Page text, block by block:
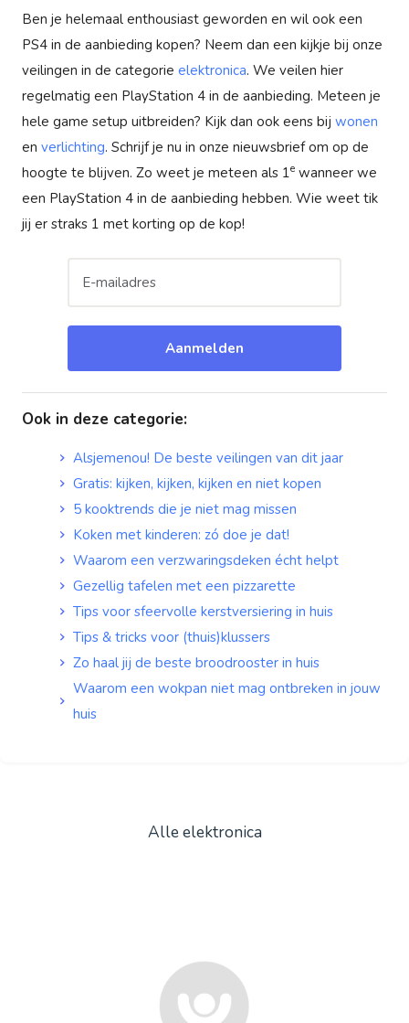
Ben je helemaal enthousiast geworden en wil ook een
PS4 in de aanbieding kopen? Neem dan een kijkje bij onze
veilingen in de categorie elektronica. We veilen hier
regelmatig een PlayStation 4 in de aanbieding. Meteen je
hele game setup uitbreiden? Kijk dan ook eens bij wonen
en verlichting. Schrijf je nu in onze nieuwsbrief om op de
hoogte te blijven. Zo weet je meteen als 1e wanneer we
een PlayStation 4 in de aanbieding hebben. Wie weet tik
jij er straks 1 met korting op de kop!
Aanmelden
Ook in deze categorie:
Alsjemenou! De beste veilingen van dit jaar
Gratis: kijken, kijken, kijken en niet kopen
5 kooktrends die je niet mag missen
Koken met kinderen: zó doe je dat!
Waarom een verzwaringsdeken écht helpt
Gezellig tafelen met een pizzarette
Tips voor sfeervolle kerstversiering in huis
Tips & tricks voor (thuis)klussers
Zo haal jij de beste broodrooster in huis
Waarom een wokpan niet mag ontbreken in jouw
huis
Alle elektronica